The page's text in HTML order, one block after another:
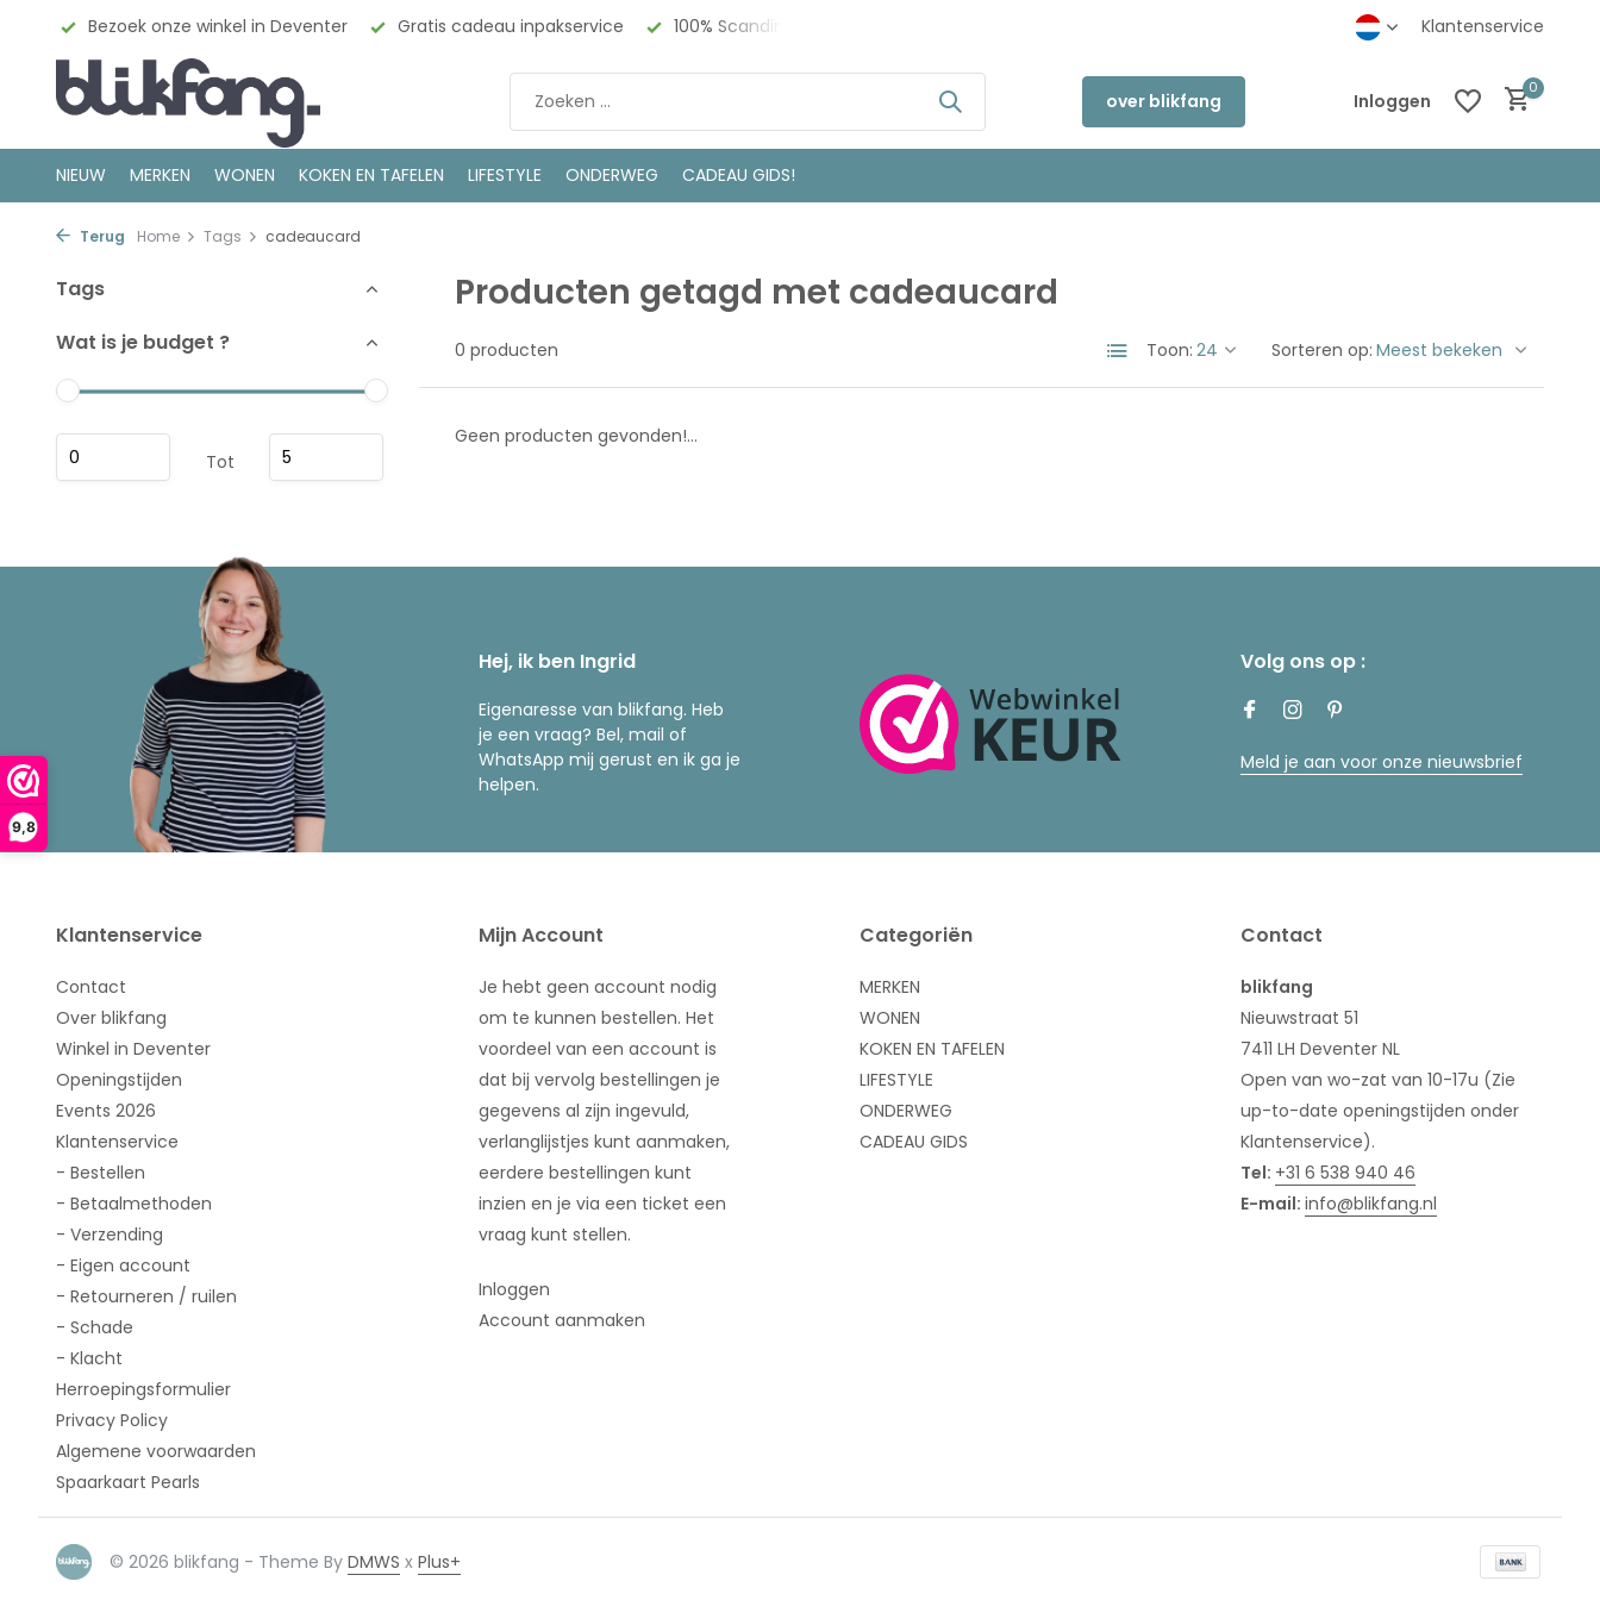
9,8
Bezoek onze winkel in Deventer Gratis cadeau inpakservice 100% Scandinavisch Design Klantenservice
over blikfang Inloggen
0
NIEUW MERKEN WONEN KOKEN EN TAFELEN LIFESTYLE ONDERWEG CADEAU GIDS!
Terug Home Tags cadeaucard
Tags
Wat is je budget ?
Tot
Producten getagd met cadeaucard
0 producten Toon: Sorteren op:
Geen producten gevonden!...
Hej, ik ben Ingrid
Eigenaresse van blikfang. Heb
je een vraag? Bel, mail of
WhatsApp mij gerust en ik ga je
helpen.
Volg ons op :
Meld je aan voor onze nieuwsbrief
Klantenservice
Contact
Over blikfang
Winkel in Deventer
Openingstijden
Events 2026
Klantenservice
- Bestellen
- Betaalmethoden
- Verzending
- Eigen account
- Retourneren / ruilen
- Schade
- Klacht
Herroepingsformulier
Privacy Policy
Algemene voorwaarden
Spaarkaart Pearls
Mijn Account
Je hebt geen account nodig
om te kunnen bestellen. Het
voordeel van een account is
dat bij vervolg bestellingen je
gegevens al zijn ingevuld,
verlanglijstjes kunt aanmaken,
eerdere bestellingen kunt
inzien en je via een ticket een
vraag kunt stellen.
Inloggen
Account aanmaken
Categoriën
MERKEN
WONEN
KOKEN EN TAFELEN
LIFESTYLE
ONDERWEG
CADEAU GIDS
Contact
blikfang
Nieuwstraat 51
7411 LH Deventer NL
Open van wo-zat van 10-17u (Zie
up-to-date openingstijden onder
Klantenservice).
Tel: +31 6 538 940 46
E-mail: info@blikfang.nl
© 2026 blikfang - Theme By DMWS x Plus+